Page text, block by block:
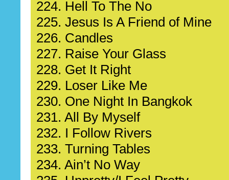
224. Hell To The No
225. Jesus Is A Friend of Mine
226. Candles
227. Raise Your Glass
228. Get It Right
229. Loser Like Me
230. One Night In Bangkok
231. All By Myself
232. I Follow Rivers
233. Turning Tables
234. Ain’t No Way